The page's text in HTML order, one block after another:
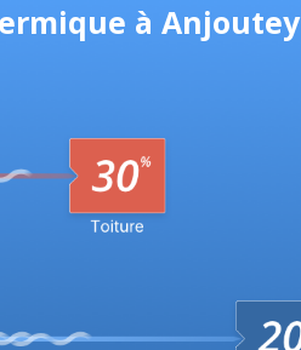
à Anjoutey